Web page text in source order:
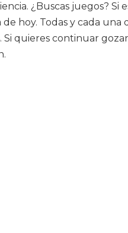
¿Buscas juegos? Si
hoy. Todas y cada una
Si quieres continuar